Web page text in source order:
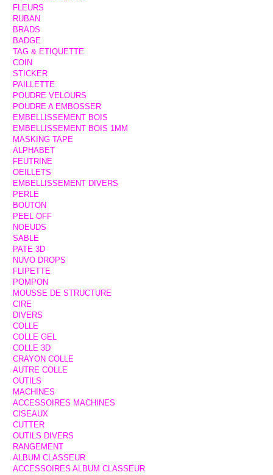
FLEURS
RUBAN
BRADS
BADGE
TAG & ETIQUETTE
COIN
STICKER
PAILLETTE
POUDRE VELOURS
POUDRE A EMBOSSER
EMBELLISSEMENT BOIS
EMBELLISSEMENT BOIS 1MM
MASKING TAPE
ALPHABET
FEUTRINE
OEILLETS
EMBELLISSEMENT DIVERS
PERLE
BOUTON
PEEL OFF
NOEUDS
SABLE
PATE 3D
NUVO DROPS
FLIPETTE
POMPON
MOUSSE DE STRUCTURE
CIRE
DIVERS
COLLE
COLLE GEL
COLLE 3D
CRAYON COLLE
AUTRE COLLE
OUTILS
MACHINES
ACCESSOIRES MACHINES
CISEAUX
CUTTER
OUTILS DIVERS
RANGEMENT
ALBUM CLASSEUR
ACCESSOIRES ALBUM CLASSEUR